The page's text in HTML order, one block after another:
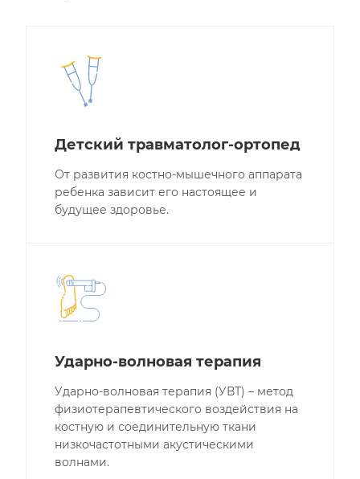
Детский травматолог-ортопед
От развития костно-мышечного аппарата
ребенка зависит его настоящее и
будущее здоровье.
Ударно-волновая терапия
Ударно-волновая терапия (УВТ) – метод
физиотерапевтического воздействия на
костную и соединительную ткани
низкочастотными акустическими
волнами.